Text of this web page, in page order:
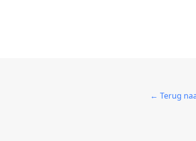
← Terug